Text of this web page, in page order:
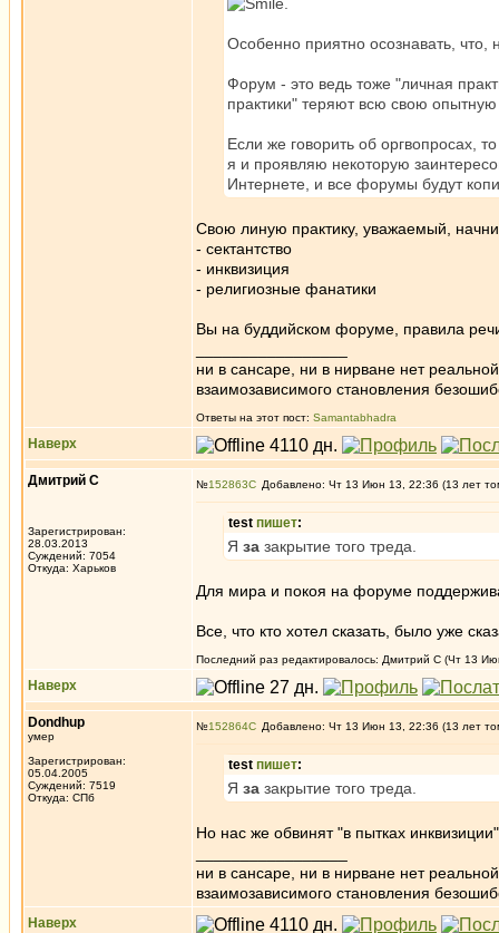
Особенно приятно осознавать, что,
Форум - это ведь тоже "личная
практики" теряют всю свою опытную
Если же говорить об оргвопросах,
я и проявляю некоторую
Интернете, и все форумы будут
Свою линую практику, уважаемый,
- сектантство
- инквизиция
- религиозные фанатики
Вы на буддийском форуме, правила
ни в сансаре, ни в нирване нет
взаимозависимого становления
Ответы на этот пост: Samantabhadra
Наверх
Дмитрий С
Зарегистрирован:
28.03.2013
Суждений: 7054
Откуда: Харьков
№152863 Добавлено: Чт 13 Июн 13, 22:36 (13 лет
test пишет:
Я за закрытие того треда.
Для мира и покоя на форуме
Все, что кто хотел сказать, было уже
Последний раз редактировалось: Дмитрий С (Чт 13
Наверх
Dondhup
умер
Зарегистрирован:
05.04.2005
Суждений: 7519
Откуда: СПб
№152864 Добавлено: Чт 13 Июн 13, 22:36 (13 лет
test пишет:
Я за закрытие того треда.
Но нас же обвинят "в пытках
ни в сансаре, ни в нирване нет
взаимозависимого становления
Наверх